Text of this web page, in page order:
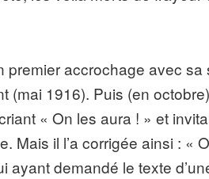
premier accrochage avec
(mai 1916). Puis (en
« On les aura ! » et
Mais il l’a corrigée ainsi : «
ayant demandé le texte